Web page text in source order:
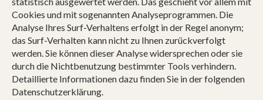
Cookies und mit sogenannten Analyseprogrammen. Die
Analyse Ihres Surf-Verhaltens erfolgt in der Regel anonym;
das Surf-Verhalten kann nicht zu Ihnen zurückverfolgt
werden. Sie können dieser Analyse widersprechen oder sie
durch die Nichtbenutzung bestimmter Tools verhindern.
Detaillierte Informationen dazu finden Sie in der folgenden
Datenschutzerklärung.